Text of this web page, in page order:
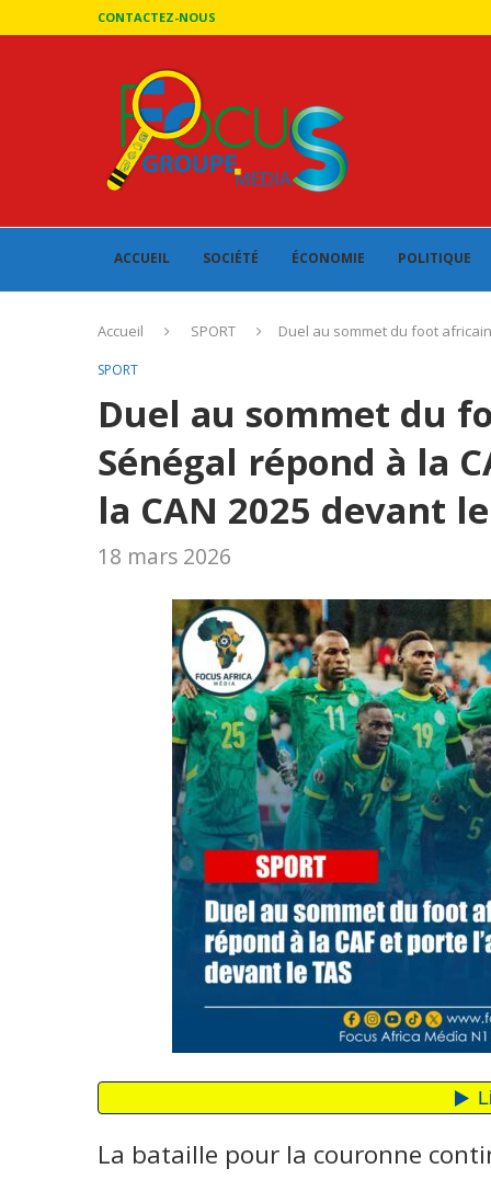
CONTACTEZ-NOUS
ACCUEIL SOCIÉTÉ ÉCONOMIE POLITIQUE
Accueil SPORT Duel au sommet du foot
SPORT
Duel au sommet du
Sénégal répond à la
la CAN 2025 devant
18 mars 2026
La bataille pour la couronne